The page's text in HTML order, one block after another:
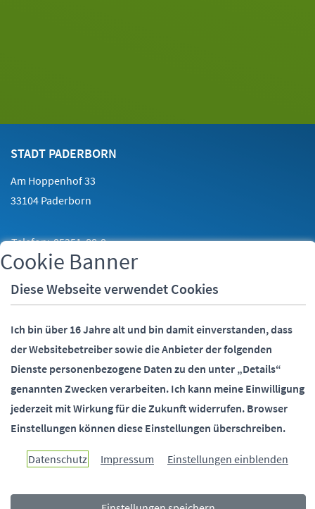
STADT PADERBORN
Am Hoppenhof 33
33104 Paderborn
Telefon:05251 88-0
Fax:
05251 88-2000
E-Mail: info@paderborn.de
SOCIALMEDIA
Paderborn überzeugt.
Cookie Banner
Diese Webseite verwendet Cookies
Ich bin über 16 Jahre alt und bin damit einverstanden, dass
der Websitebetreiber sowie die Anbieter der folgenden
Dienste personenbezogene Daten zu den unter „Details“
genannten Zwecken verarbeiten. Ich kann meine Einwilligung
jederzeit mit Wirkung für die Zukunft widerrufen. Browser
Einstellungen können diese Einstellungen überschreiben.
Datenschutz Impressum Einstellungen einblenden